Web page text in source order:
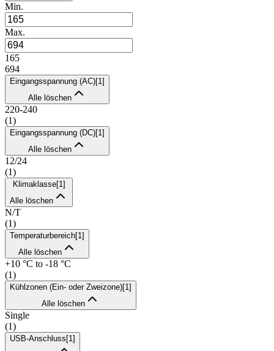
Min.
Max.
165
694
Eingangsspannung (AC)[1 ]
Alle löschen
220-240
(1)
Eingangsspannung (DC)[1 ]
Alle löschen
12/24
(1)
Klimaklasse[1 ]
Alle löschen
N/T
(1)
Temperaturbereich[1 ]
Alle löschen
+10 °C to -18 °C
(1)
Kühlzonen (Ein- oder Zweizone)[1 ]
Alle löschen
Single
(1)
USB-Anschluss [1 ]